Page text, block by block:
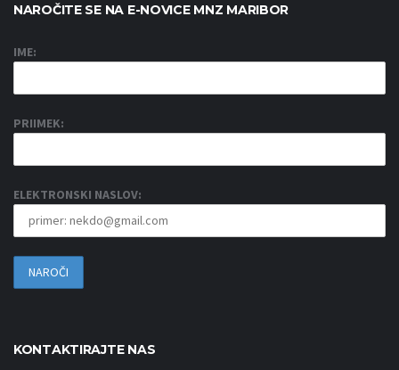
NAROČITE SE NA E-NOVICE MNZ MARIBOR
IME:
PRIIMEK:
ELEKTRONSKI NASLOV:
KONTAKTIRAJTE NAS